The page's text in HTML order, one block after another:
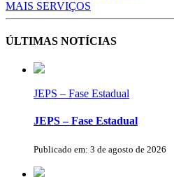
MAIS SERVIÇOS
ÚLTIMAS NOTÍCIAS
JEPS – Fase Estadual
JEPS – Fase Estadual
Publicado em: 3 de agosto de 2026